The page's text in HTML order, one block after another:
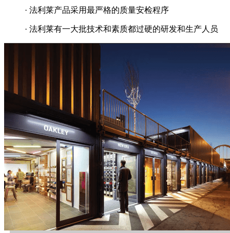
· 法利莱产品采用最严格的质量安检程序
· 法利莱有一大批技术和素质都过硬的研发和生产人员